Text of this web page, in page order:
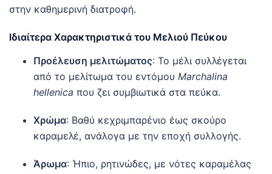
στην καθημερινή διατροφή.
Ιδιαίτερα Χαρακτηριστικά του Μελιού Πεύκου
Προέλευση μελιτώματος: Το μέλι συλλέγεται
από το μελίτωμα του εντόμου Marchalina
hellenica που ζει συμβιωτικά στα πεύκα.
Χρώμα: Βαθύ κεχριμπαρένιο έως σκούρο
καραμελέ, ανάλογα με την εποχή συλλογής.
Άρωμα: Ήπιο, ρητινώδες, με νότες καραμέλας